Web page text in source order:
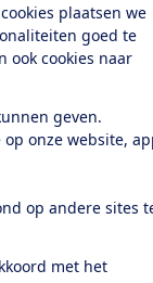
plaatsen we
goed te
ook cookies naar
geven.
onze website,
op andere sites
met het